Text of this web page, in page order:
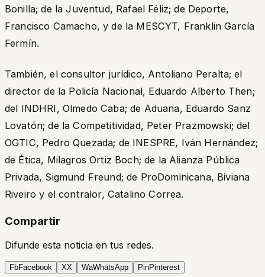
Bonilla; de la Juventud, Rafael Féliz; de Deporte,
Francisco Camacho, y de la MESCYT, Franklin García
Fermín.
También, el consultor jurídico, Antoliano Peralta; el
director de la Policía Nacional, Eduardo Alberto Then;
del INDHRI, Olmedo Caba; de Aduana, Eduardo Sanz
Lovatón; de la Competitividad, Peter Prazmowski; del
OGTIC, Pedro Quezada; de INESPRE, Iván Hernández;
de Ética, Milagros Ortiz Boch; de la Alianza Pública
Privada, Sigmund Freund; de ProDominicana, Biviana
Riveiro y el contralor, Catalino Correa.
Compartir
Difunde esta noticia en tus redes.
FbFacebook XX WaWhatsApp PinPinterest